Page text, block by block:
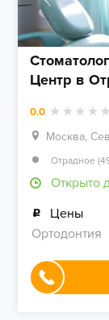
Центр в
0.0
Москва,
Отрадное
Открыто
Цены
Ортодонтия